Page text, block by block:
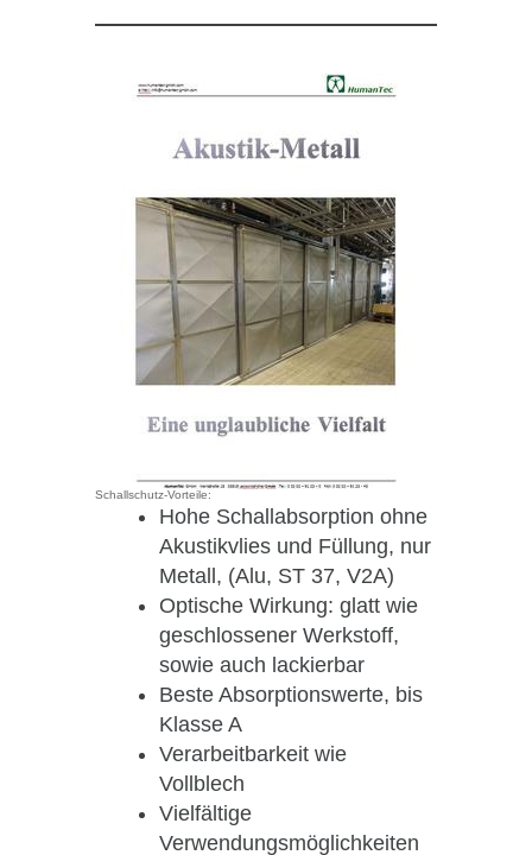
Schallschutz-Vorteile:
Hohe Schallabsorption ohne
Akustikvlies und Füllung, nur
Metall, (Alu, ST 37, V2A)
Optische Wirkung: glatt wie
geschlossener Werkstoff,
sowie auch lackierbar
Beste Absorptionswerte, bis
Klasse A
Verarbeitbarkeit wie
Vollblech
Vielfältige
Verwendungsmöglichkeiten